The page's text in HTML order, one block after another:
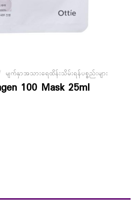
မျက်နှာအသားရေထိန်းသိမ်းရန်ပစ္စည်းများ
100 Mask 25ml